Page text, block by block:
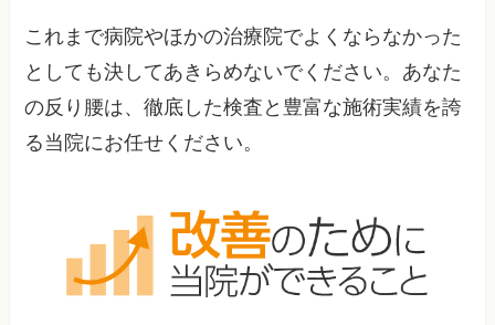
これまで病院やほかの治療院でよくならなかった
としても決してあきらめないでください。あなた
の反り腰は、徹底した検査と豊富な施術実績を誇
る当院にお任せください。